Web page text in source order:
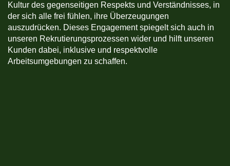
Kultur des gegenseitigen Respekts und Verständnisses, in
der sich alle frei fühlen, ihre Überzeugungen
auszudrücken. Dieses Engagement spiegelt sich auch in
unseren Rekrutierungsprozessen wider und hilft unseren
Kunden dabei, inklusive und respektvolle
Arbeitsumgebungen zu schaffen.